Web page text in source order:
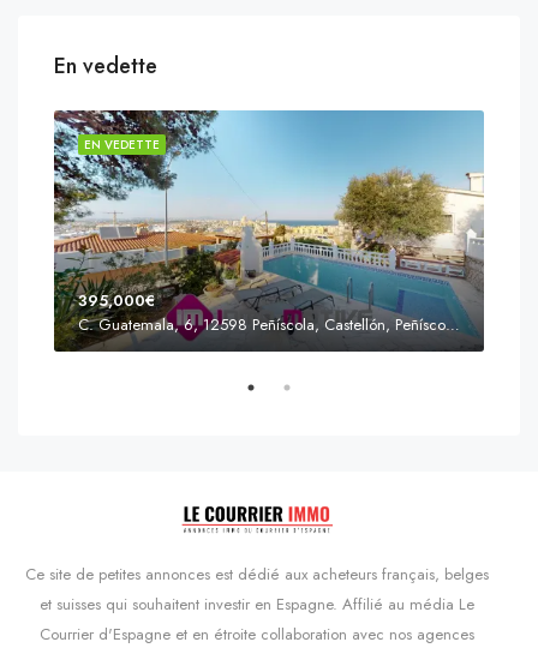
En vedette
EN VEDETTE
395,000€
C. Guatemala, 6, 12598 Peñíscola, Castellón, Peñíscola, Communauté valencienne
Ce site de petites annonces est dédié aux acheteurs français, belges
et suisses qui souhaitent investir en Espagne. Affilié au média Le
Courrier d'Espagne et en étroite collaboration avec nos agences